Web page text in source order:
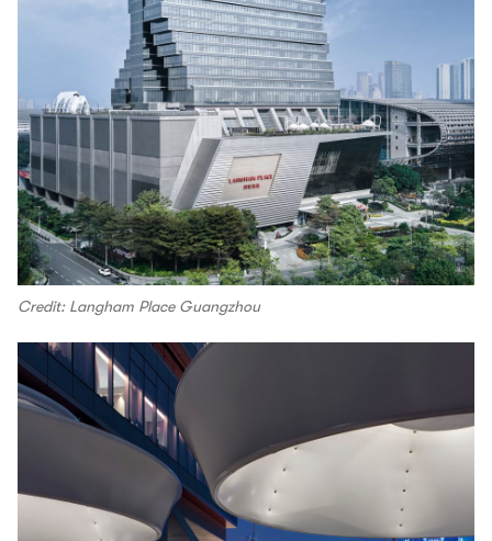
Credit: Langham Place Guangzhou